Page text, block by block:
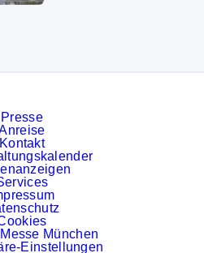
Presse
Kontakt
München
Einstellungen